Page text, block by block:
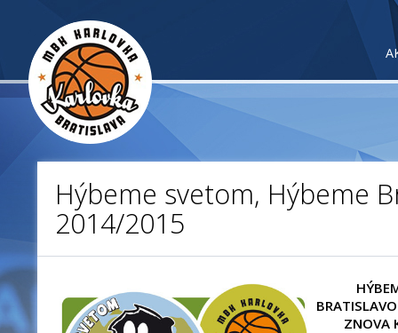
Hýbeme svetom, Hýbeme
2014/2015
ZNOVA